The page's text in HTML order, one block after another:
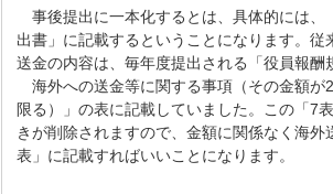
事後提出に一本化するとは、具体的には、
出書」に記載するということになります。従
送金の内容は、毎年度提出される「役員報酬
海外への送金等に関する事項（その金額が
限る）」の表に記載していました。この「7
きが削除されますので、金額に関係なく海外
表」に記載すればいいことになります。